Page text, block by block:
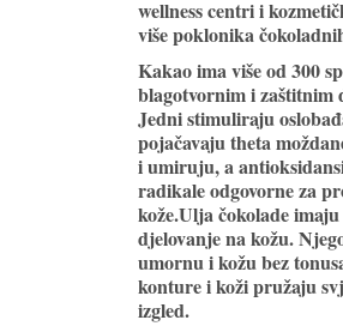
wellness centri i
više poklonika
Kakao ima više od 300
blagotvornim i zaštitnim
Jedni stimuliraju
pojačavaju theta
i umiruju, a
radikale odgovorne za
kože.Ulja čokolade
djelovanje na kožu.
umornu i kožu bez
konture i koži pružaju
izgled.